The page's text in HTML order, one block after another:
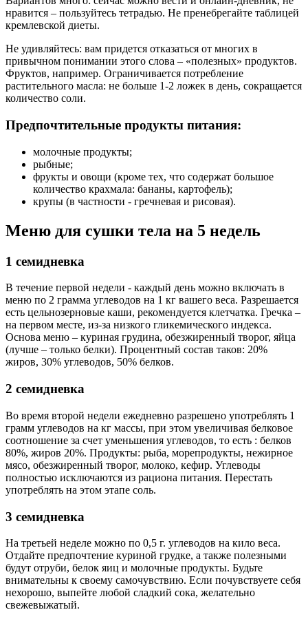
нравится – пользуйтесь тетрадью. Не пренебрегайте таблицей
кремлевской диеты.
Не удивляйтесь: вам придется отказаться от многих в
привычном понимании этого слова – «полезных» продуктов.
Фруктов, например. Ограничивается потребление
растительного масла: не больше 1-2 ложек в день, сокращается
количество соли.
Предпочтительные продукты питания:
молочные продукты;
рыбные;
фрукты и овощи (кроме тех, что содержат большое
количество крахмала: бананы, картофель);
крупы (в частности - гречневая и рисовая).
Меню для сушки тела на 5 недель
1 семидневка
В течение первой недели - каждый день можно включать в
меню по 2 грамма углеводов на 1 кг вашего веса. Разрешается
есть цельнозерновые каши, рекомендуется клетчатка. Гречка –
на первом месте, из-за низкого гликемического индекса.
Основа меню – куриная грудина, обезжиренный творог, яйца
(лучше – только белки). Процентный состав таков: 20%
жиров, 30% углеводов, 50% белков.
2 семидневка
Во время второй недели ежедневно разрешено употреблять 1
грамм углеводов на кг массы, при этом увеличивая белковое
соотношение за счет уменьшения углеводов, то есть : белков
80%, жиров 20%. Продукты: рыба, морепродукты, нежирное
мясо, обезжиренный творог, молоко, кефир. Углеводы
полностью исключаются из рациона питания. Перестать
употреблять на этом этапе соль.
3 семидневка
На третьей неделе можно по 0,5 г. углеводов на кило веса.
Отдайте предпочтение куриной грудке, а также полезными
будут отруби, белок яиц и молочные продукты. Будьте
внимательны к своему самочувствию. Если почувствуете себя
нехорошо, выпейте любой сладкий сока, желательно
свежевыжатый.